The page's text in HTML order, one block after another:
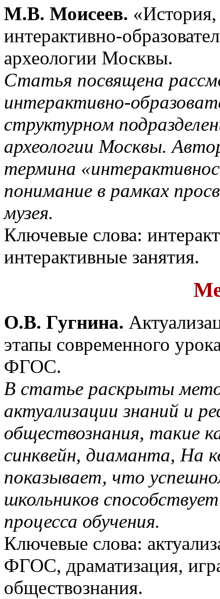
М.В. Моисеев.
интерактивно-
археологии Москвы.
Статья посвящена
интерактивно-
структурном
археологии Москвы.
термина
понимание в рамках
музея.
Ключевые слова:
интерактивные занятия.
О.В. Гугнина.
этапы современного
ФГОС.
В статье раскрыты
актуализации знаний и
обществознания, такие
синквейн, диаманта, На
показывает, что
школьников
процесса обучения.
Ключевые слова:
ФГОС, драматизация,
обществознания.